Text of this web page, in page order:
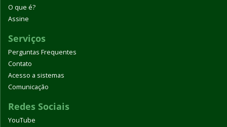
O que é?
Assine
Serviços
Perguntas Frequentes
Contato
Acesso a sistemas
Comunicação
Redes Sociais
YouTube